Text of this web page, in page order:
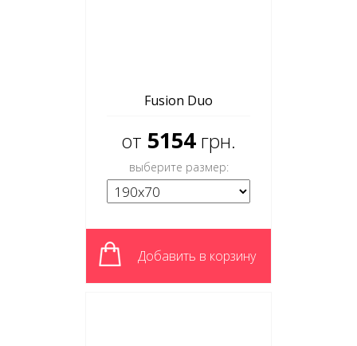
Fusion Duo
от 5154 грн.
выберите размер:
Добавить в корзину